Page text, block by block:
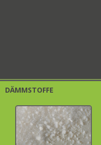
DÄMMSTOFFE